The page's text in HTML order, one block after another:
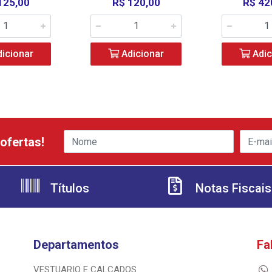
R$ 120,00
Adicionar
R$
Títulos Notas Fiscais
Departamentos
VESTUARIO E CALCADOS